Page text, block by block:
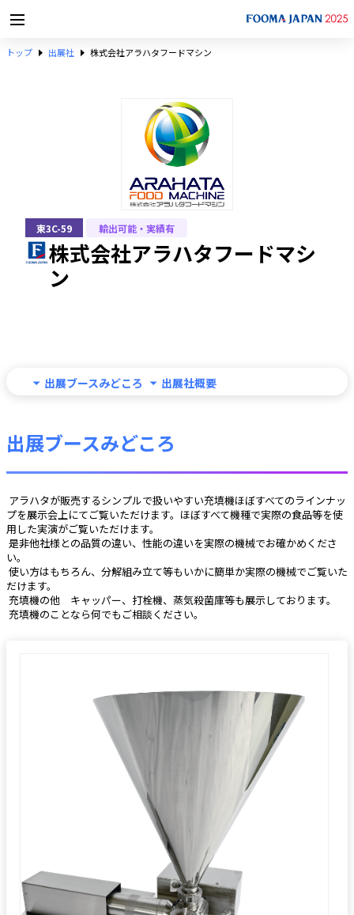
トップ 出展社 株式会社アラハタフードマシン
東3C-59 輸出可能・実績有
株式会社アラハタフードマシ
ン
出展ブースみどころ 出展社概要
出展ブースみどころ
プを展示会上にてご覧いただけます。ほぼすべて機種で実際の食品等を使
用した実演がご覧いただけます。
い。
だけます。
充填機の他　キャッパー、打栓機、蒸気殺菌庫等も展示しております。
充填機のことなら何でもご相談ください。